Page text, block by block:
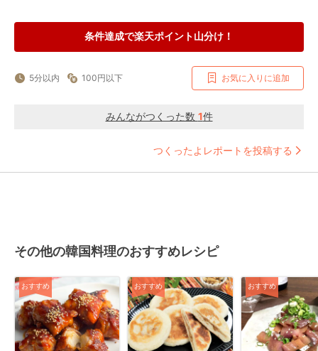
条件達成で楽天ポイント山分け！
5分以内 100円以下 お気に入りに追加
みんながつくった数 1件
つくったよレポートを投稿する
その他の韓国料理のおすすめレシピ
おすすめ おすすめ おすすめ